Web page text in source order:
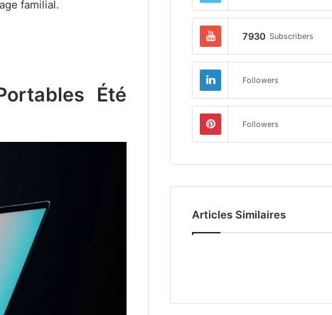
familial.
Été
7930 Subscribers
Followers
Followers
Articles Similaires